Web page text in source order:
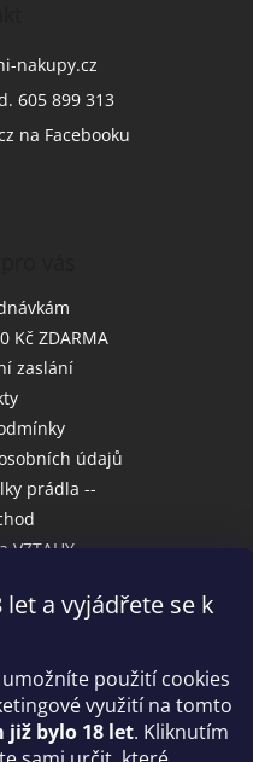
a vyjádřete se k
použití cookies
využití na tomto
již bylo 18 let. Kliknutím
nakupy.cz
605 899 313
na Facebooku
Kč ZDARMA
zaslání
údajů
prádla --
VZTAHY
platby